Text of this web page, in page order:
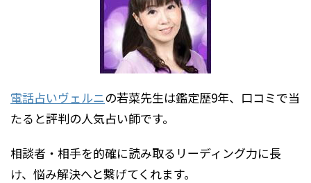
電話占いヴェルニの若菜先生は鑑定歴9年、口コミで当
たると評判の人気占い師です。
相談者・相手を的確に読み取るリーディング力に長
け、悩み解決へと繋げてくれます。